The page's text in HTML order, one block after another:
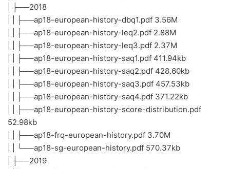
| ├──2018
| | ├──ap18-european-history-dbq1.pdf 3.56M
| | ├──ap18-european-history-leq2.pdf 2.88M
| | ├──ap18-european-history-leq3.pdf 2.37M
| | ├──ap18-european-history-saq1.pdf 411.94kb
| | ├──ap18-european-history-saq2.pdf 428.60kb
| | ├──ap18-european-history-saq3.pdf 457.53kb
| | ├──ap18-european-history-saq4.pdf 371.22kb
| | ├──ap18-european-history-score-distribution.pdf
52.98kb
| | ├──ap18-frq-european-history.pdf 3.70M
| | └──ap18-sg-european-history.pdf 570.37kb
| ├──2019